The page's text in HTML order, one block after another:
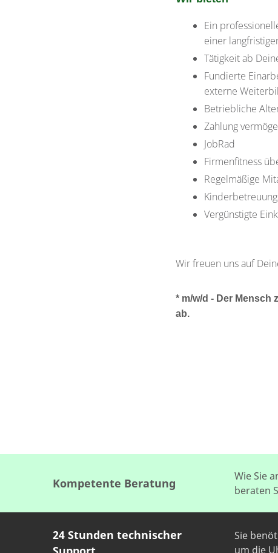
Ein
einer
Tätigkeit ab
Fundierte
externe
Betriebliche
Zahlung
JobRad
Firmenfitness
Regelmäßige
Vergünstigte
Wir freuen uns auf
* m/w/d - Der Mensch
ab.
Kompetente Beratung
Wie Sie
beraten
24 Stunden technischer
Sie
um die